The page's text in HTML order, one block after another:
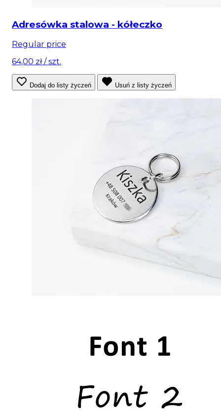
Adresówka stalowa - kółeczko
Regular price
64,00 zł/ szt.
Dodaj do listy życzeń Usuń z listy życzeń